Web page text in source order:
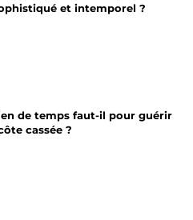
et intemporel ?
de temps faut-il pour guérir
cassée ?